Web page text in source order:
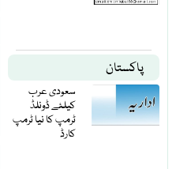
پاکستان
سعودی عرب
کیلئے ڈونلڈ
ٹرمپ کا نیا ٹرمپ
کارڈ